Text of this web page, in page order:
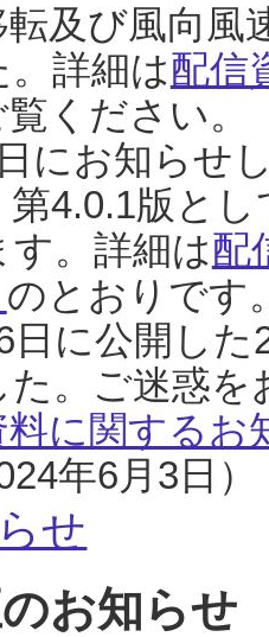
及び風向風
詳細は配信
覧ください。
にお知らせ
第4.0.1版と
。詳細は配
のとおりです
日に公開し
た。ご迷惑
料に関するお
年6月3日）
せ
お知らせ